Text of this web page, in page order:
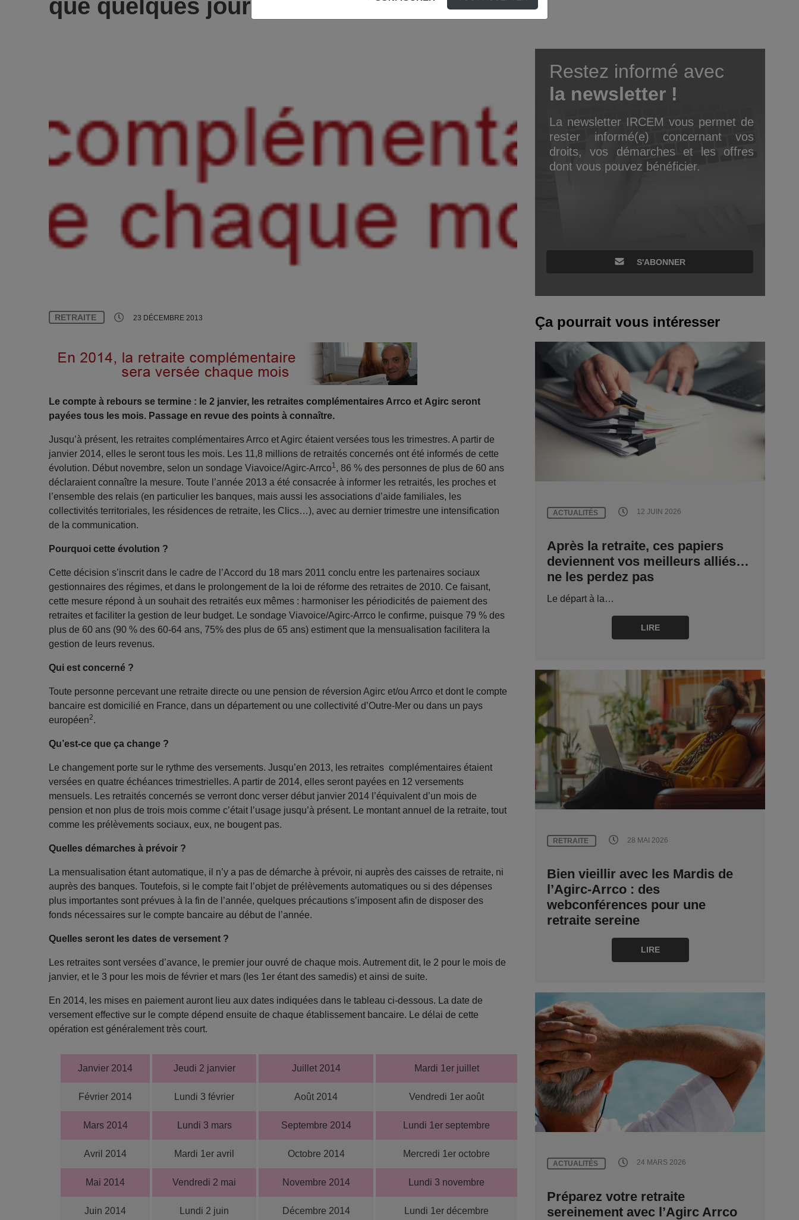
que quelques jours
RETRAITE 23 DÉCEMBRE 2013
Le compte à rebours se termine : le 2 janvier, les retraites complémentaires Arrco et Agirc seront
payées tous les mois. Passage en revue des points à connaître.
Jusqu’à présent, les retraites complémentaires Arrco et Agirc étaient versées tous les trimestres. A partir de
janvier 2014, elles le seront tous les mois. Les 11,8 millions de retraités concernés ont été informés de cette
évolution. Début novembre, selon un sondage Viavoice/Agirc-Arrco1 , 86 % des personnes de plus de 60 ans
déclaraient connaître la mesure. Toute l’année 2013 a été consacrée à informer les retraités, les proches et
l’ensemble des relais (en particulier les banques, mais aussi les associations d’aide familiales, les
collectivités territoriales, les résidences de retraite, les Clics…), avec au dernier trimestre une intensification
de la communication.
Pourquoi cette évolution ?
Cette décision s’inscrit dans le cadre de l’Accord du 18 mars 2011 conclu entre les partenaires sociaux
gestionnaires des régimes, et dans le prolongement de la loi de réforme des retraites de 2010. Ce faisant,
cette mesure répond à un souhait des retraités eux mêmes : harmoniser les périodicités de paiement des
retraites et faciliter la gestion de leur budget. Le sondage Viavoice/Agirc-Arrco le confirme, puisque 79 % des
plus de 60 ans (90 % des 60-64 ans, 75% des plus de 65 ans) estiment que la mensualisation facilitera la
gestion de leurs revenus.
Qui est concerné ?
Toute personne percevant une retraite directe ou une pension de réversion Agirc et/ou Arrco et dont le compte
bancaire est domicilié en France, dans un département ou une collectivité d’Outre-Mer ou dans un pays
européen2.
Qu’est-ce que ça change ?
Le changement porte sur le rythme des versements. Jusqu’en 2013, les retraites complémentaires étaient
versées en quatre échéances trimestrielles. A partir de 2014, elles seront payées en 12 versements
mensuels. Les retraités concernés se verront donc verser début janvier 2014 l’équivalent d’un mois de
pension et non plus de trois mois comme c’était l’usage jusqu’à présent. Le montant annuel de la retraite, tout
comme les prélèvements sociaux, eux, ne bougent pas.
Quelles démarches à prévoir ?
La mensualisation étant automatique, il n’y a pas de démarche à prévoir, ni auprès des caisses de retraite, ni
auprès des banques. Toutefois, si le compte fait l’objet de prélèvements automatiques ou si des dépenses
plus importantes sont prévues à la fin de l’année, quelques précautions s’imposent afin de disposer des
fonds nécessaires sur le compte bancaire au début de l’année.
Quelles seront les dates de versement ?
Les retraites sont versées d’avance, le premier jour ouvré de chaque mois. Autrement dit, le 2 pour le mois de
janvier, et le 3 pour les mois de février et mars (les 1er étant des samedis) et ainsi de suite.
En 2014, les mises en paiement auront lieu aux dates indiquées dans le tableau ci-dessous. La date de
versement effective sur le compte dépend ensuite de chaque établissement bancaire. Le délai de cette
opération est généralement très court.
Janvier 2014 Jeudi 2 janvier Juillet 2014 Mardi 1er juillet
Février 2014 Lundi 3 février Août 2014 Vendredi 1er août
Mars 2014 Lundi 3 mars Septembre 2014 Lundi 1er septembre
Avril 2014 Mardi 1er avril Octobre 2014 Mercredi 1er octobre
Mai 2014 Vendredi 2 mai Novembre 2014 Lundi 3 novembre
Juin 2014 Lundi 2 juin Décembre 2014 Lundi 1er décembre
Restez informé avec
la newsletter !
La newsletter IRCEM vous permet de
rester informé(e) concernant vos
droits, vos démarches et les offres
dont vous pouvez bénéficier.
S'ABONNER
Ça pourrait vous intéresser
ACTUALITÉS 12 JUIN 2026
Après la retraite, ces papiers
deviennent vos meilleurs alliés…
ne les perdez pas
Le départ à la…
LIRE
RETRAITE 28 MAI 2026
Bien vieillir avec les Mardis de
l’Agirc-Arrco : des
webconférences pour une
retraite sereine
LIRE
ACTUALITÉS 24 MARS 2026
Préparez votre retraite
sereinement avec l’Agirc Arrco